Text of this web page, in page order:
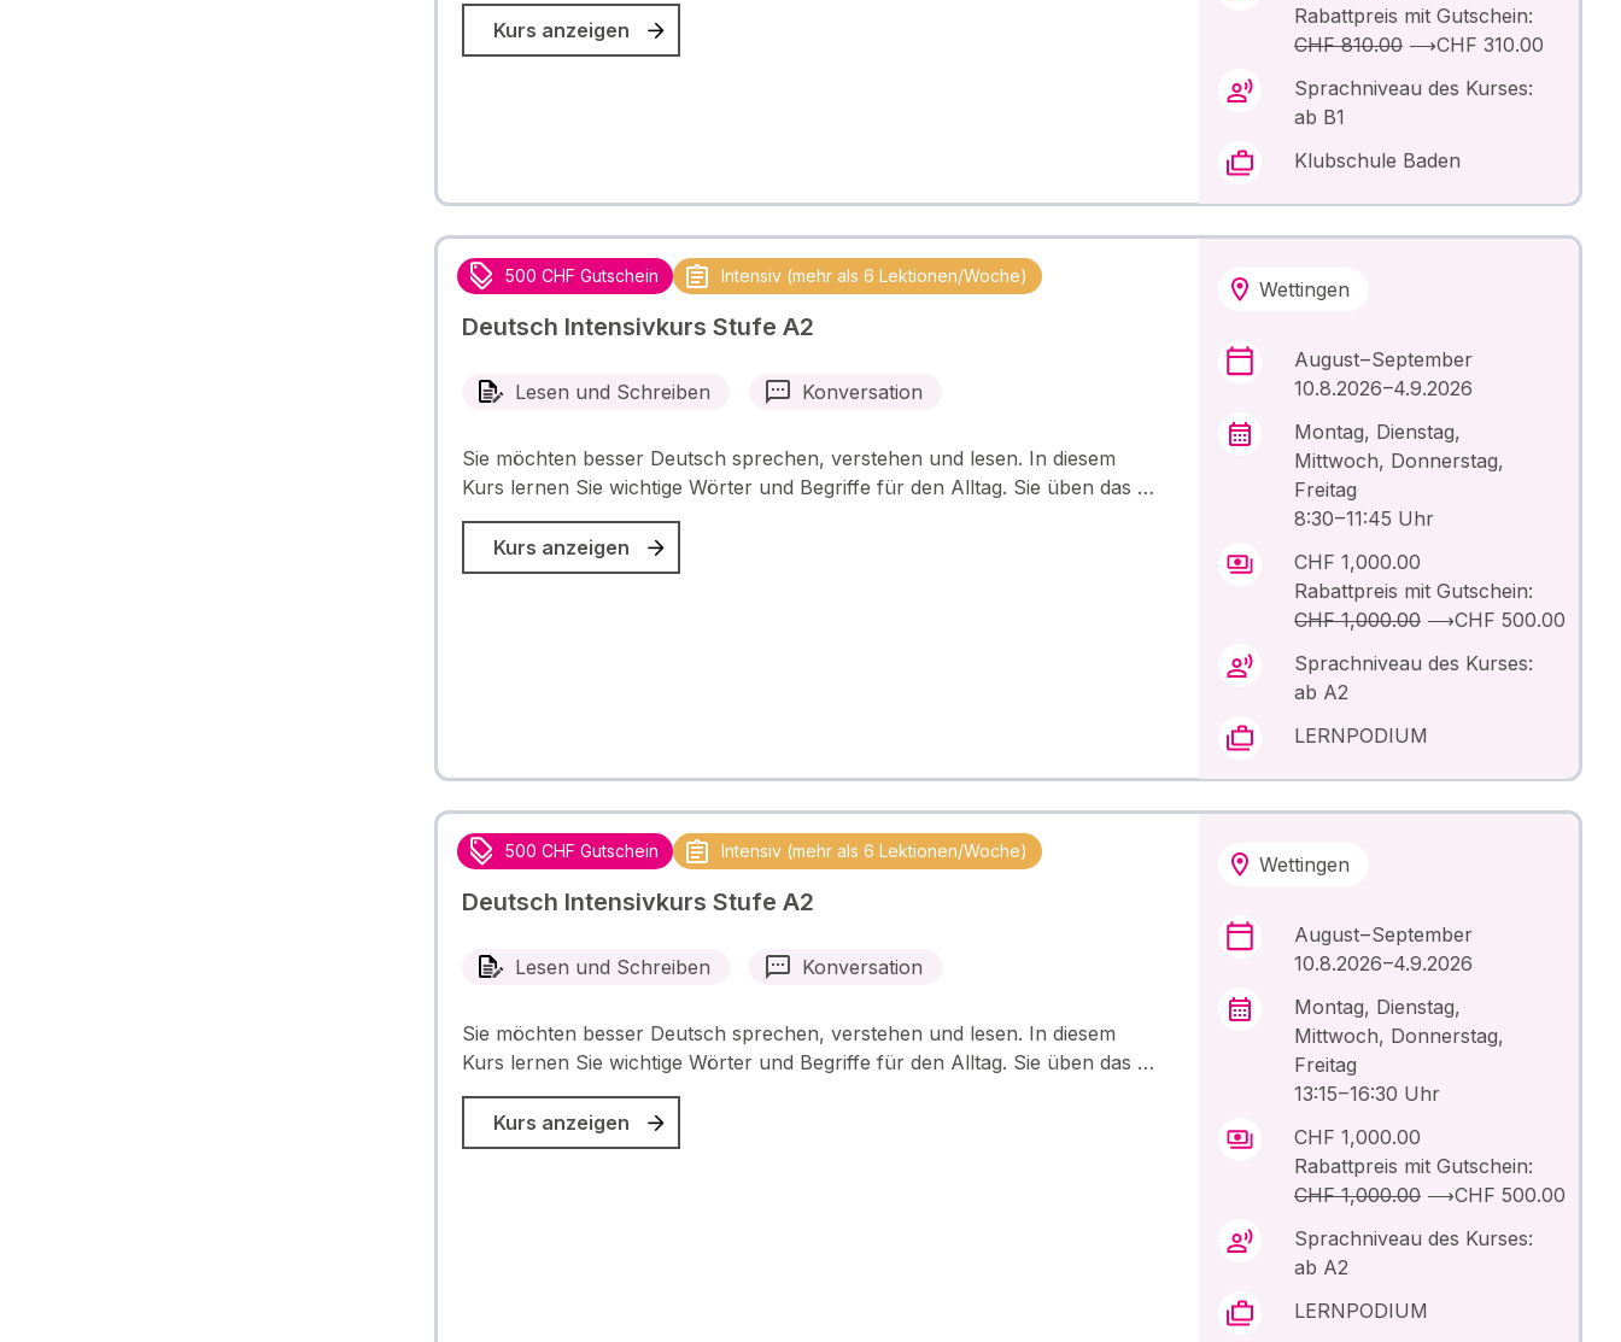
Kurs anzeigen
Rabattpreis mit Gutschein:
CHF 810.00 ⟶CHF 310.00
Sprachniveau des Kurses:
ab B1
Klubschule Baden
500 CHF Gutschein Intensiv (mehr als 6 Lektionen/Woche)
Deutsch Intensivkurs Stufe A2
Lesen und Schreiben Konversation
Sie möchten besser Deutsch sprechen, verstehen und lesen. In diesem
Kurs lernen Sie wichtige Wörter und Begriffe für den Alltag. Sie üben das …
Kurs anzeigen
Wettingen
August – September
10.8.2026 –4.9.2026
Montag, Dienstag,
Mittwoch, Donnerstag,
Freitag
8:30 – 11:45 Uhr
CHF 1,000.00
Rabattpreis mit Gutschein:
CHF 1,000.00 ⟶CHF 500.00
Sprachniveau des Kurses:
ab A2
LERNPODIUM
500 CHF Gutschein Intensiv (mehr als 6 Lektionen/Woche)
Deutsch Intensivkurs Stufe A2
Lesen und Schreiben Konversation
Sie möchten besser Deutsch sprechen, verstehen und lesen. In diesem
Kurs lernen Sie wichtige Wörter und Begriffe für den Alltag. Sie üben das …
Kurs anzeigen
Wettingen
August – September
10.8.2026 –4.9.2026
Montag, Dienstag,
Mittwoch, Donnerstag,
Freitag
13:15 – 16:30 Uhr
CHF 1,000.00
Rabattpreis mit Gutschein:
CHF 1,000.00 ⟶CHF 500.00
Sprachniveau des Kurses:
ab A2
LERNPODIUM